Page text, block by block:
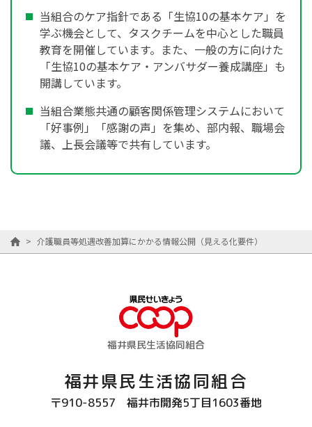
当組合のケア指針である「生協10の基本ケア」を
学ぶ機会として、タスクチームを中心とした職員
教育を開催しています。また、一般の方に向けた
「生協10の基本ケア・アンバサダー養成講座」も
開講しています。
当組合業態共通の顧客関係管理システムにおいて
「好事例」「感謝の声」を集め、部内報、職場会
議、上長会議等で共有しています。
> 介護職員等処遇改善加算にかかる情報公開（見える化要件）
福井県民生活協同組合
福井県民生活協同組合
〒910-8557 福井市開発5丁目1603番地